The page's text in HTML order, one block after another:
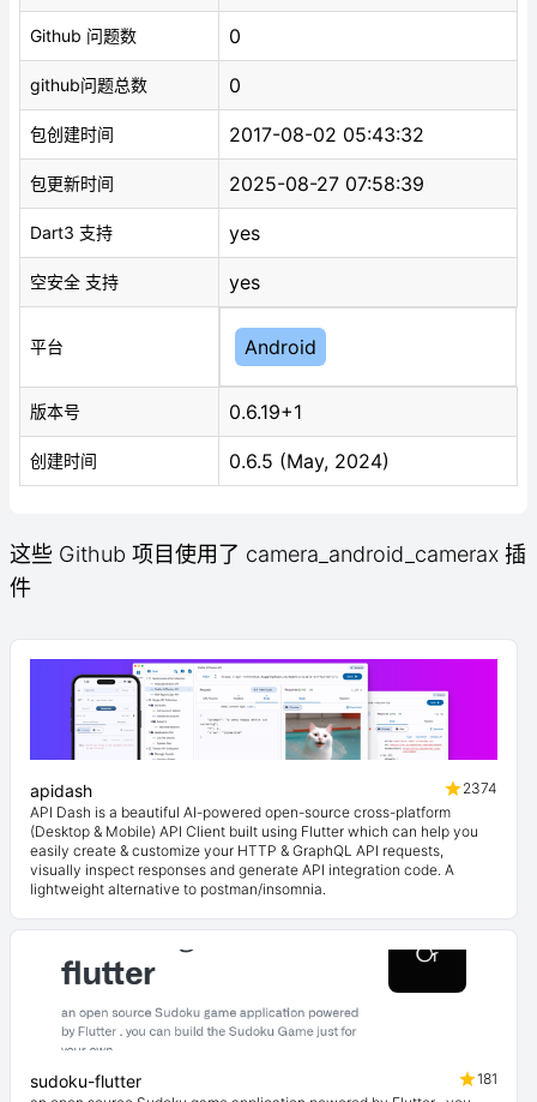
Github 问题数 0
github问题总数 0
包创建时间 2017-08-02 05:43:32
包更新时间 2025-08-27 07:58:39
Dart3 支持 yes
空安全 支持 yes
平台 Android
版本号 0.6.19+1
创建时间 0.6.5 (May, 2024)
这些 Github 项目使用了 camera_android_camerax 插
件
apidash
2374
API Dash is a beautiful AI-powered open-source cross-platform
(Desktop & Mobile) API Client built using Flutter which can help you
easily create & customize your HTTP & GraphQL API requests,
visually inspect responses and generate API integration code. A
lightweight alternative to postman/insomnia.
sudoku-flutter
181